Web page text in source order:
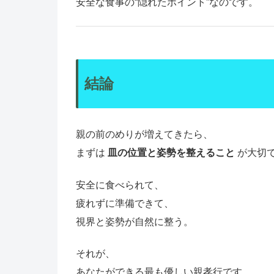
安全な食事の“隠れたポイント”なのです。
結論
親の前のめりが増えてきたら、
まずは 皿の位置と姿勢を整えること が大切
安全に食べられて、
疲れずに準備できて、
視界と姿勢が自然に整う。
それが、
あなたができる最も優しい親孝行です。